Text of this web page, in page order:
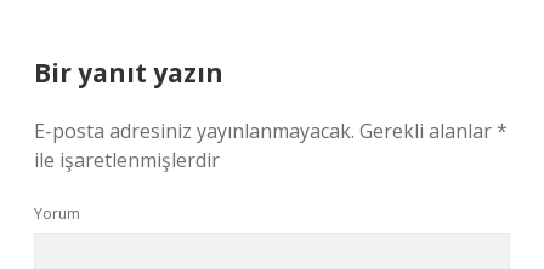
Bir yanıt yazın
E-posta adresiniz yayınlanmayacak. Gerekli alanlar*
ile işaretlenmişlerdir
Yorum